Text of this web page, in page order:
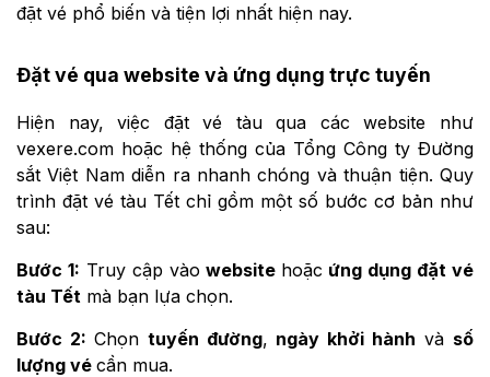
đặt vé phổ biến và tiện lợi nhất hiện nay.
Đặt vé qua website và ứng dụng trực tuyến
Hiện nay, việc đặt vé tàu qua các website như
vexere.com hoặc hệ thống của Tổng Công ty Đường
sắt Việt Nam diễn ra nhanh chóng và thuận tiện. Quy
trình đặt vé tàu Tết chỉ gồm một số bước cơ bản như
sau:
Bước 1: Truy cập vào website hoặc ứng dụng đặt vé
tàu Tết mà bạn lựa chọn.
Bước 2: Chọn tuyến đường, ngày khởi hành và số
lượng vé cần mua.